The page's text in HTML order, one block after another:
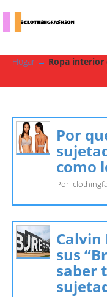
Hogar → Ropa interior
Por
como
Por
Calvin
sus
saber